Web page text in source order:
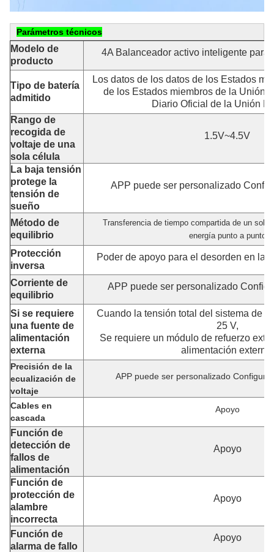
Parámetros técnicos
Modelo de
producto
4A Balanceador activo inteligente para
Tipo de batería
admitido
Los datos de los datos de los Estados
de los Estados miembros de la Unión
Diario Oficial de la Unión
Rango de
recogida de
voltaje de una
sola célula
1.5V~4.5V
La baja tensión
protege la
tensión de
sueño
APP puede ser personalizado
Método de
equilibrio
Transferencia de tiempo compartida de un solo
energía punto a punto
Protección
inversa
Poder de apoyo para el desorden en la
Corriente de
equilibrio
APP puede ser personalizado
Si se requiere
una fuente de
alimentación
externa
Cuando la tensión total del sistema de
25 V,
Se requiere un módulo de refuerzo
alimentación externa.
Precisión de la
ecualización de
voltaje
APP puede ser personalizado
Cables en
cascada
Apoyo
Función de
detección de
fallos de
alimentación
Apoyo
Función de
protección de
alambre
incorrecta
Apoyo
Función de
alarma de fallo
Apoyo